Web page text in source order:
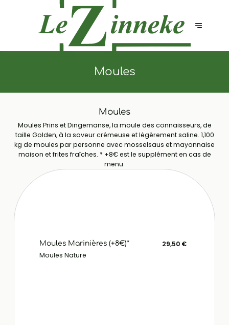
Moules
Moules
Moules Prins et Dingemanse, la moule des connaisseurs, de
taille Golden, à la saveur crémeuse et légèrement saline. 1,100
kg de moules par personne avec mosselsaus et mayonnaise
maison et frites fraîches. * +8€ est le supplément en cas de
menu.
Moules Marinières (+8€)*
Moules Nature
29,50 €